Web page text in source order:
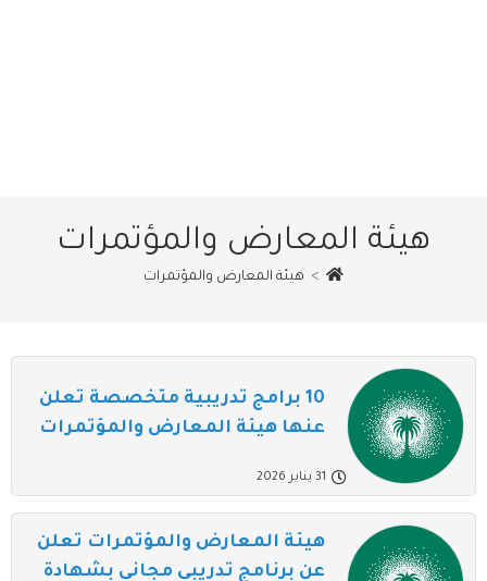
هيئة المعارض والمؤتمرات
> هيئة المعارض والمؤتمرات
10 برامج تدريبية متخصصة تعلن
عنها هيئة المعارض والمؤتمرات
31 يناير 2026
هيئة المعارض والمؤتمرات تعلن
عن برنامج تدريبي مجاني بشهادة